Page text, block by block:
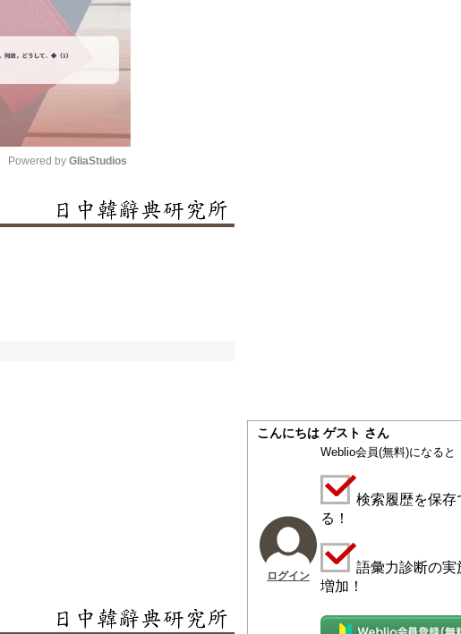
Mute
Powered by GliaStudios
こんにちは ゲスト さん
ログイン
Weblio会員(無料)になると
検索履歴を保存
る！
語彙力診断の実
増加！